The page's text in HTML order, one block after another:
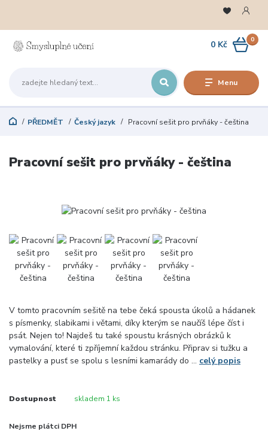
Menu
0
0 Kč
PŘEDMĚT Český jazyk Pracovní sešit pro prvňáky - čeština
Pracovní sešit pro prvňáky - čeština
V tomto pracovním sešitě na tebe čeká spousta úkolů a hádanek
s písmenky, slabikami i větami, díky kterým se naučíš lépe číst i
psát. Nejen to! Najdeš tu také spoustu krásných obrázků k
vymalování, které ti zpříjemní každou stránku. Připrav si tužku a
pastelky a pusť se spolu s lesními kamarády do ... celý popis
Dostupnost skladem 1 ks
Nejsme plátci DPH